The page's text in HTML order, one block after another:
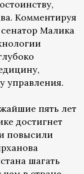
Комментируя
Малика
управления.
пять лет
достигнет
повысили
шагать